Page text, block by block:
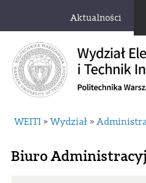
Aktualności
WEITI » Wydział »
Biuro